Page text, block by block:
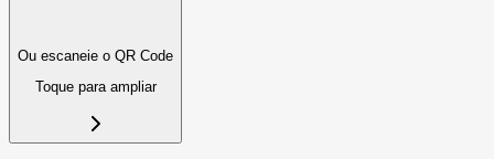
Ou escaneie o QR Code
Toque para ampliar